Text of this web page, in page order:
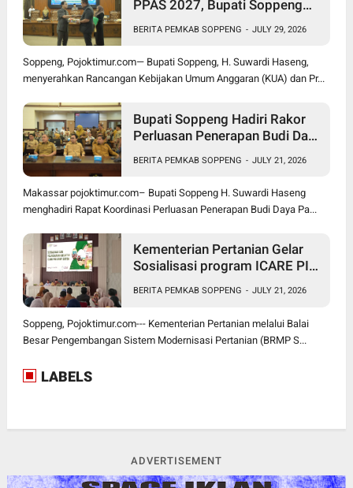
PPAS 2027, Bupati Soppeng
Tengah Tekanan Fiskal
BERITA PEMKAB SOPPENG - JULY 29, 2026
Soppeng, Pojoktimur.com— Bupati Soppeng, H. Suwardi Haseng,
menyerahkan Rancangan Kebijakan Umum Anggaran (KUA) dan Pr...
Bupati Soppeng Hadiri Rakor
Perluasan Penerapan Budi Daya
BERITA PEMKAB SOPPENG - JULY 21, 2026
Makassar pojoktimur.com– Bupati Soppeng H. Suwardi Haseng
menghadiri Rapat Koordinasi Perluasan Penerapan Budi Daya Pa...
Kementerian Pertanian Gelar
Sosialisasi program ICARE PIU
BERITA PEMKAB SOPPENG - JULY 21, 2026
Soppeng, Pojoktimur.com--- Kementerian Pertanian melalui Balai
Besar Pengembangan Sistem Modernisasi Pertanian (BRMP S...
LABELS
ADVERTISEMENT